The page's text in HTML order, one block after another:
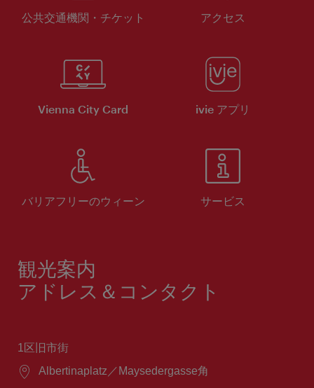
公共交通機関・チケット アクセス
Vienna City Card ivie アプリ
バリアフリーのウィーン サービス
観光案内
アドレス＆コンタクト
1区旧市街
場
Albertinaplatz／Maysedergasse角